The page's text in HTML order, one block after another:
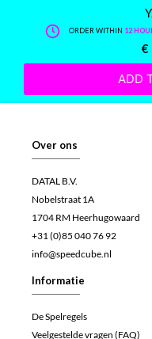
ORDER WITHIN 12
€
ADD
Over ons
DATAL B.V.
Nobelstraat 1A
1704 RM Heerhugowaard
+31 (0)85 040 76 92
info@speedcube.nl
Informatie
De Spelregels
Veelgestelde vragen (FAQ)